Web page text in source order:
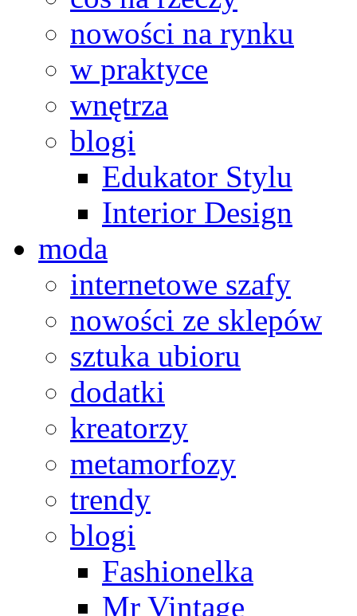
nowości na rynku
w praktyce
wnętrza
blogi
Edukator Stylu
Interior Design
moda
internetowe szafy
nowości ze sklepów
sztuka ubioru
dodatki
kreatorzy
metamorfozy
trendy
blogi
Fashionelka
Mr Vintage